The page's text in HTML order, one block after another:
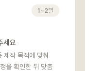
1~2일
세요
제작 목적에 맞춰
을 확인한 뒤 맞춤